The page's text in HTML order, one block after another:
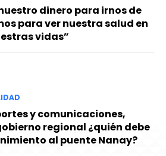
dinero para irnos de
para ver nuestra salud en
vidas”
y comunicaciones,
regional ¿quién debe
al puente Nanay?